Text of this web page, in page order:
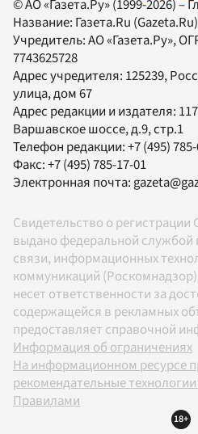
© АО «Газета.Ру» (1999-2026) –
Название: Газета.Ru (Gazeta.Ru)
Учредитель:АО «Газета.Ру»,
7743625728
Адрес учредителя: 125239,
улица, дом 67
Адрес редакции и издателя:
Варшавское шоссе, д.9, стр.1
Телефон редакции:+7 (495)
Факс:+7 (495) 785-17-01
Электронная почта:
Свидетельство о
выдано федеральной службой
связи, информационных
коммуникаций (Роскомнадзор)
несет ответственности за
содержащейся в рекламных
предоставляет справочной
Информация об ограничениях
На информационном ресурсе
рекомендательные
Правилами
18+